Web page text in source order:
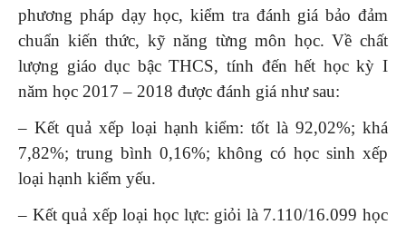
phương pháp dạy học, kiểm tra đánh giá bảo đảm
chuẩn kiến thức, kỹ năng từng môn học. Về chất
lượng giáo dục bậc THCS, tính đến hết học kỳ I
năm học 2017 – 2018 được đánh giá như sau:
– Kết quả xếp loại hạnh kiểm: tốt là 92,02%; khá
7,82%; trung bình 0,16%; không có học sinh xếp
loại hạnh kiểm yếu.
– Kết quả xếp loại học lực: giỏi là 7.110/16.099 học